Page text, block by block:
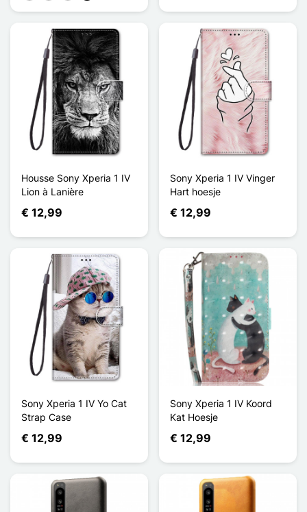
Housse Sony Xperia 1 IV
Lion à Lanière
€ 12,99
Sony Xperia 1 IV Vinger
Hart hoesje
€ 12,99
Sony Xperia 1 IV Yo Cat
Strap Case
€ 12,99
Sony Xperia 1 IV Koord
Kat Hoesje
€ 12,99